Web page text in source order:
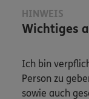
HINWEIS
Wichtiges
Ich bin
Person zu
sowie auch